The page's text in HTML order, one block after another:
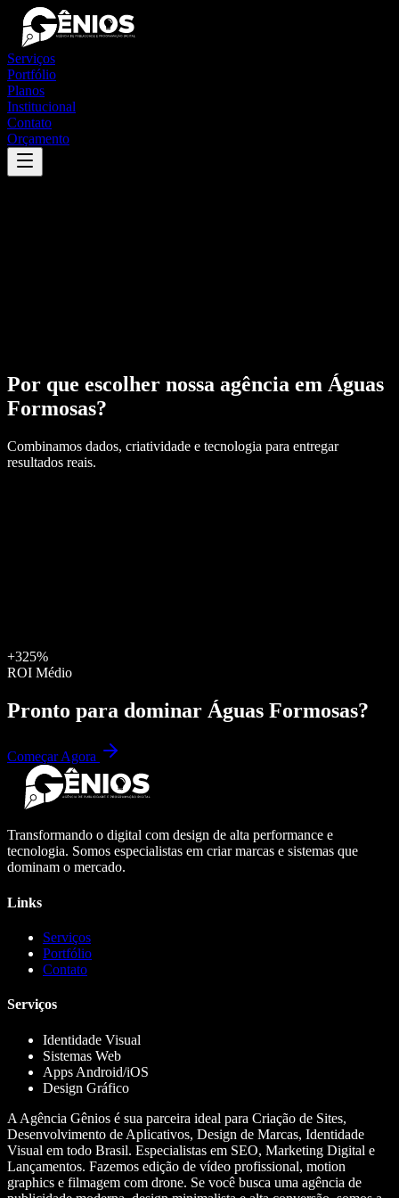
Serviços
Portfólio
Planos
Institucional
Contato
Orçamento
Por que escolher nossa agência em Águas
Formosas?
Combinamos dados, criatividade e tecnologia para entregar
resultados reais.
+325%
ROI Médio
Pronto para dominar Águas Formosas?
Começar Agora
Transformando o digital com design de alta performance e
tecnologia. Somos especialistas em criar marcas e sistemas que
dominam o mercado.
Links
Serviços
Portfólio
Contato
Serviços
Identidade Visual
Sistemas Web
Apps Android/iOS
Design Gráfico
A Agência Gênios é sua parceira ideal para Criação de Sites,
Desenvolvimento de Aplicativos, Design de Marcas, Identidade
Visual em todo Brasil. Especialistas em SEO, Marketing Digital e
Lançamentos. Fazemos edição de vídeo profissional, motion
graphics e filmagem com drone. Se você busca uma agência de